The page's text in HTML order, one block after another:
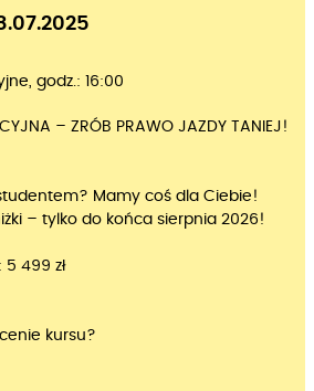
godz.: 16:00
– ZRÓB PRAWO JAZDY TANIEJ!
Mamy coś dla Ciebie!
– tylko do końca sierpnia 2026!
499 zł
kursu?